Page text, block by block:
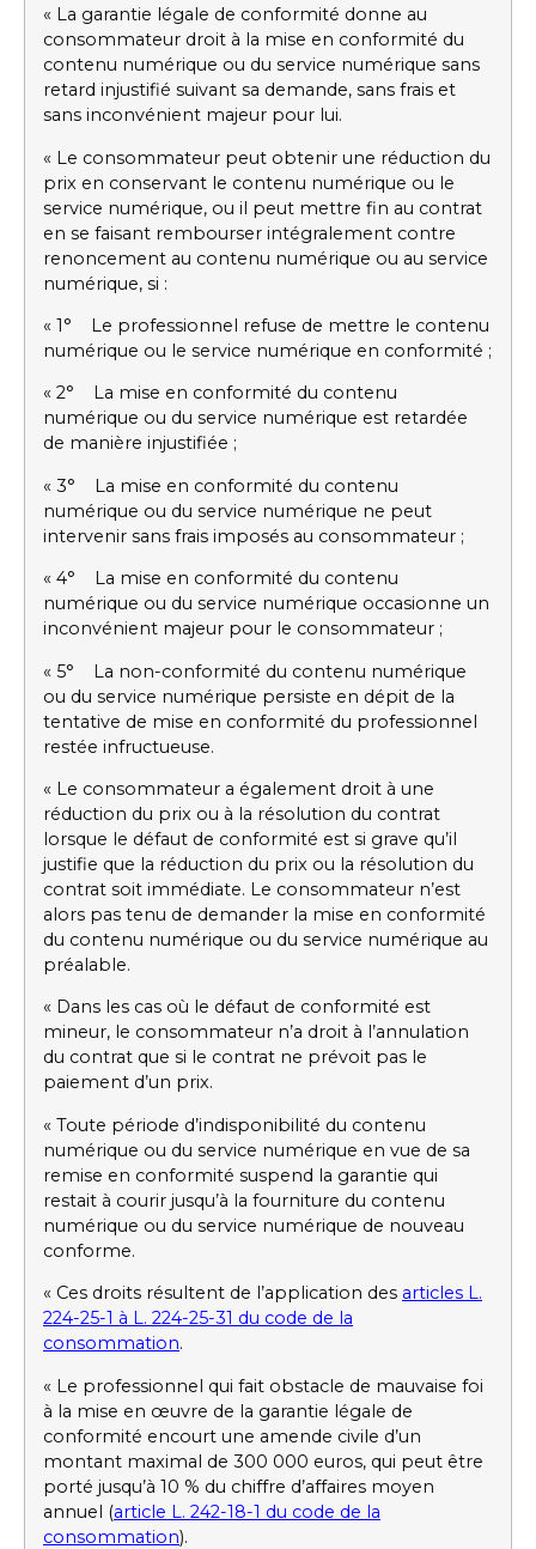
« La garantie légale de conformité donne au
consommateur droit à la mise en conformité du
contenu numérique ou du service numérique sans
retard injustifié suivant sa demande, sans frais et
sans inconvénient majeur pour lui.
« Le consommateur peut obtenir une réduction du
prix en conservant le contenu numérique ou le
service numérique, ou il peut mettre fin au contrat
en se faisant rembourser intégralement contre
renoncement au contenu numérique ou au service
numérique, si :
« 1° Le professionnel refuse de mettre le contenu
numérique ou le service numérique en conformité ;
« 2° La mise en conformité du contenu
numérique ou du service numérique est retardée
de manière injustifiée ;
« 3° La mise en conformité du contenu
numérique ou du service numérique ne peut
intervenir sans frais imposés au consommateur ;
« 4° La mise en conformité du contenu
numérique ou du service numérique occasionne un
inconvénient majeur pour le consommateur ;
« 5° La non-conformité du contenu numérique
ou du service numérique persiste en dépit de la
tentative de mise en conformité du professionnel
restée infructueuse.
« Le consommateur a également droit à une
réduction du prix ou à la résolution du contrat
lorsque le défaut de conformité est si grave qu’il
justifie que la réduction du prix ou la résolution du
contrat soit immédiate. Le consommateur n’est
alors pas tenu de demander la mise en conformité
du contenu numérique ou du service numérique au
préalable.
« Dans les cas où le défaut de conformité est
mineur, le consommateur n’a droit à l’annulation
du contrat que si le contrat ne prévoit pas le
paiement d’un prix.
« Toute période d’indisponibilité du contenu
numérique ou du service numérique en vue de sa
remise en conformité suspend la garantie qui
restait à courir jusqu’à la fourniture du contenu
numérique ou du service numérique de nouveau
conforme.
« Ces droits résultent de l’application des articles L.
224-25-1 à L. 224-25-31 du code de la
consommation.
« Le professionnel qui fait obstacle de mauvaise foi
à la mise en œuvre de la garantie légale de
conformité encourt une amende civile d’un
montant maximal de 300 000 euros, qui peut être
porté jusqu’à 10 % du chiffre d’affaires moyen
annuel (article L. 242-18-1 du code de la
consommation).